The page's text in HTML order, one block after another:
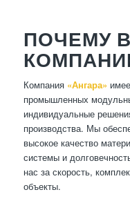
ПОЧЕМУ
Компания «Ангара»
промышленных
индивидуальные
производства. Мы
высокое качество
системы и
нас за скорость,
объекты.